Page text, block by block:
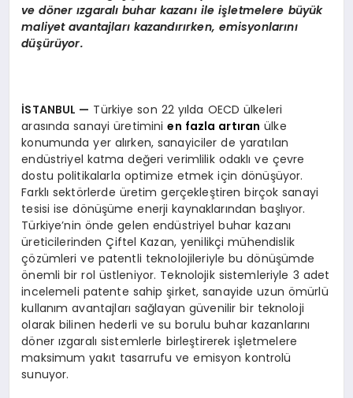
ve döner ızgaralı buhar kazanı ile işletmelere büyük
maliyet avantajları kazandırırken, emisyonlarını
düşürüyor.
İSTANBUL — Türkiye son 22 yılda OECD ülkeleri
arasında sanayi üretiminien fazla artıran ülke
konumunda yer alırken, sanayiciler de yaratılan
endüstriyel katma değeri verimlilik odaklı ve çevre
dostu politikalarla optimize etmek için dönüşüyor.
Farklı sektörlerde üretim gerçekleştiren birçok sanayi
tesisi ise dönüşüme enerji kaynaklarından başlıyor.
Türkiye’nin önde gelen endüstriyel buhar kazanı
üreticilerinden Çiftel Kazan, yenilikçi mühendislik
çözümleri ve patentli teknolojileriyle bu dönüşümde
önemli bir rol üstleniyor. Teknolojik sistemleriyle 3 adet
incelemeli patente sahip şirket, sanayide uzun ömürlü
kullanım avantajları sağlayan güvenilir bir teknoloji
olarak bilinen hederli ve su borulu buhar kazanlarını
döner ızgaralı sistemlerle birleştirerek işletmelere
maksimum yakıt tasarrufu ve emisyon kontrolü
sunuyor.